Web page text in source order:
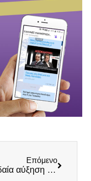
Επόμενο
Ραγδαία αύξηση κρουσμάτων στο Ισραήλ παρά τους εκτεταμένους εμβολιασμούς